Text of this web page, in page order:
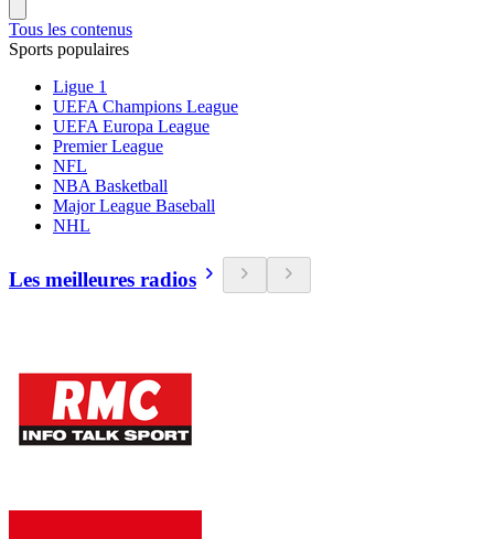
Tous les contenus
Sports populaires
Ligue 1
UEFA Champions League
UEFA Europa League
Premier League
NFL
NBA Basketball
Major League Baseball
NHL
Les meilleures radios